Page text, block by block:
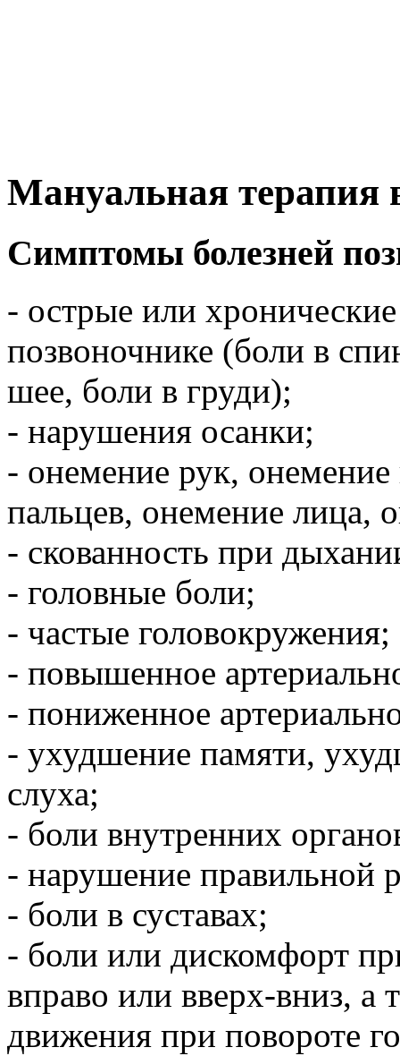
Мануальная терапия
Симптомы болезней
- острые или
позвоночнике (боли в
шее, боли в груди);
- нарушения осанки;
- онемение рук,
пальцев, онемение лица,
- скованность при
- головные боли;
- частые головокружения;
- повышенное
- пониженное
- ухудшение памяти,
слуха;
- боли внутренних
- нарушение правильной
- боли в суставах;
- боли или дискомфорт
вправо или вверх-вниз, а
движения при повороте